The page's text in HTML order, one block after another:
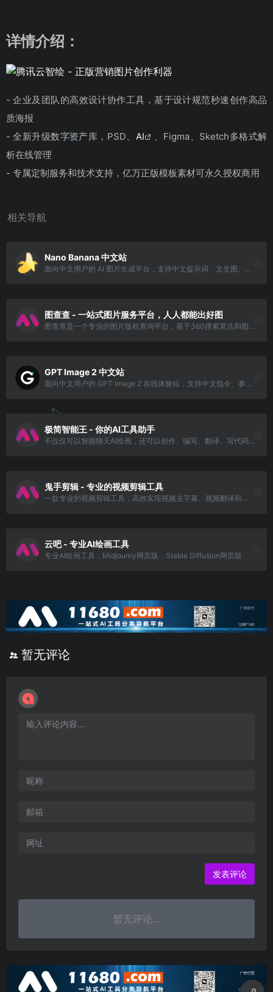
详情介绍：
- 企业及团队的高效设计协作工具，基于设计规范秒速创作高品
质海报
- 全新升级数字资产库，PSD、 AI
、Figma、Sketch多格式解
析在线管理
- 专属定制服务和技术支持，亿万正版模板素材可永久授权商用
相关导航
Nano Banana 中文站
面向中文用户的 AI 图片生成平台，支持中文提示词、文生图、图生图、热门模板和高清图片创作。
图查查 - 一站式图片服务平台，人人都能出好图
图查查是一个专业的图片版权查询平台，基于360搜索算法和图像AI识别能力，为广大运营、市场、广告、设计师等需要用到配图或者进行设计的用户服务。
GPT Image 2 中文站
面向中文用户的 GPT Image 2 在线体验站，支持中文指令、参考图生图、4K 输出和商业素材创作。
极简智能王 - 你的AI工具助手
不仅仅可以智能聊天AI绘画，还可以创作、编写、翻译、写代码等多种功能，满足用户生活和工作的多方面需求
鬼手剪辑 - 专业的视频剪辑工具
一款专业的视频剪辑工具，高效实现视频去字幕、视频翻译和视频混剪等，帮助电商客户、MCN机构和影视剪辑人员制作精彩的视频。
云吧 - 专业AI绘画工具
专业AI绘画工具，Midjourny网页版，Stable Diffusion网页版
暂无评论
暂无评论...